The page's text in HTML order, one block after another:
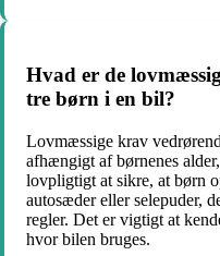
Hvad er de
tre børn i en bil?
Lovmæssige krav
afhængigt af børnenes
lovpligtigt at sikre, at børn
autosæder eller selepuder,
regler. Det er vigtigt at
hvor bilen bruges.